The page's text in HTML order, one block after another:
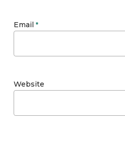
Email *
Website